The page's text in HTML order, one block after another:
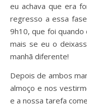
eu achava que era
regresso a essa
9h10, que foi
mais se eu o
manhã diferente!
Depois de ambos
almoço e nos
e a nossa tarefa